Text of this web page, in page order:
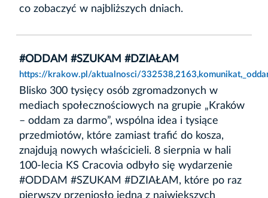
co zobaczyć w najbliższych dniach.
#ODDAM #SZUKAM #DZIAŁAM
https://krakow.pl/aktualnosci/
Blisko 300 tysięcy osób zgromadzonych w
mediach społecznościowych na grupie „Kraków
– oddam za darmo”, wspólna idea i tysiące
przedmiotów, które zamiast trafić do kosza,
znajdują nowych właścicieli. 8 sierpnia w hali
100-lecia KS Cracovia odbyło się wydarzenie
#ODDAM #SZUKAM #DZIAŁAM, które po raz
pierwszy przeniosło jedną z największych